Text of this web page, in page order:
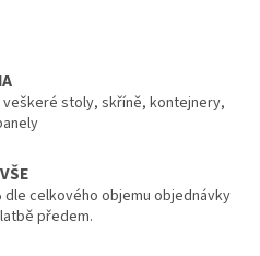
veškeré stoly, skříně, kontejnery,
dle celkového objemu objednávky
předem.